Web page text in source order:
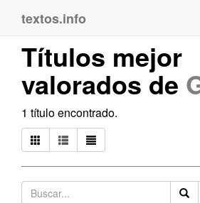
textos.info
Títulos mejor
valorados de
1 título encontrado.